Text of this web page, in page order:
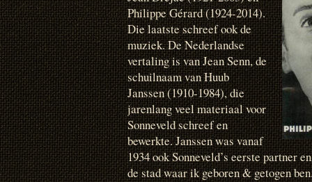
Philippe Gérard (1924-2014).
Die laatste schreef ook de
muziek. De Nederlandse
vertaling is van Jean Senn, de
schuilnaam van Huub
Janssen (1910-1984), die
jarenlang veel materiaal voor
Sonneveld schreef en
bewerkte. Janssen was vanaf
1934 ook Sonneveld’s eerste partner
de stad waar ik geboren & getogen